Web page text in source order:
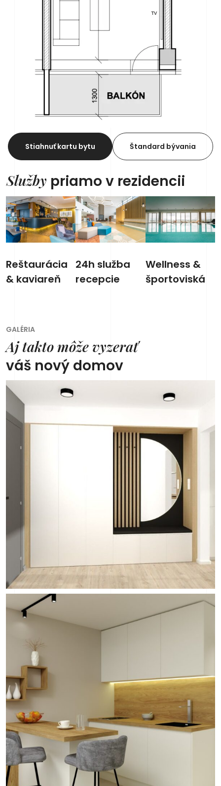
Stiahnuť kartu bytu Štandard bývania
Služby priamo v rezidencii
Reštaurácia
& kaviareň
24h služba
recepcie
Wellness &
športoviská
GALÉRIA
Aj takto môže vyzerať
váš nový domov